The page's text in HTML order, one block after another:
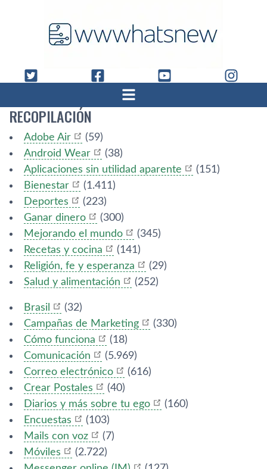
RECOPILACIÓN
Adobe Air
(59)
Android Wear
(38)
Aplicaciones sin utilidad aparente
(151)
Bienestar
(1.411)
Deportes
(223)
Ganar dinero
(300)
Mejorando el mundo
(345)
Recetas y cocina
(141)
Religión, fe y esperanza
(29)
Salud y alimentación
(252)
Brasil
(32)
Campañas de Marketing
(330)
Cómo funciona
(18)
Comunicación
(5.969)
Correo electrónico
(616)
Crear Postales
(40)
Diarios y más sobre tu ego
(160)
Encuestas
(103)
Mails con voz
(7)
Móviles
(2.722)